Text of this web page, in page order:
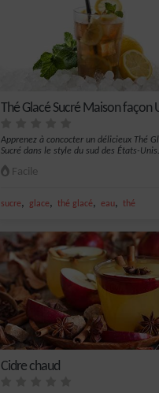
Thé Glacé Sucré Maison façon
Apprenez à concocter un délicieux Thé
Sucré dans le style du sud des États-
Facile
sucre, glace, thé glacé, eau, thé
Cidre chaud